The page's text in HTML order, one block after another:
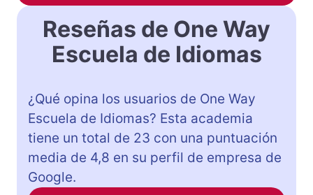
Reseñas de One Way
Escuela de Idiomas
¿Qué opina los usuarios de One Way
Escuela de Idiomas? Esta academia
tiene un total de 23 con una puntuación
media de 4,8 en su perfil de empresa de
Google.